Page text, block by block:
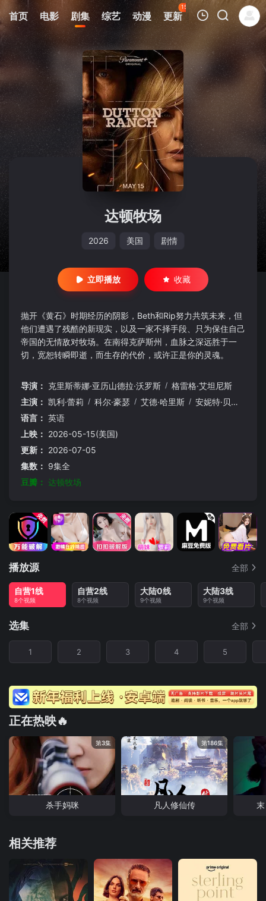
首页 电影 剧集 综艺 动漫 更新
150
热榜 APP
我的观影记录
暂无观看影片的记录
达顿牧场
2026 美国 剧情
立即播放 收藏
抛开《黄石》时期经历的阴影，Beth和Rip努力共筑未来，但
他们遭遇了残酷的新现实，以及一家不择手段、只为保住自己
帝国的无情敌对牧场。在南得克萨斯州，血脉之深远胜于一
切，宽恕转瞬即逝，而生存的代价，或许正是你的灵魂。
导演： 克里斯蒂娜·亚历山德拉·沃罗斯 / 格雷格·艾坦尼斯
主演： 凯利·蕾莉 / 科尔·豪瑟 / 艾德·哈里斯 / 安妮特·贝宁
语言： 英语
上映： 2026-05-15(美国)
更新： 2026-07-05
集数： 9集全
豆瓣： 达顿牧场
播放源 全部
自营1线
8个视频
自营2线
8个视频
大陆0线
9个视频
大陆3线
9个视频
选集 全部
1 2 3 4 5
正在热映🔥
第3集
杀手妈咪
第186集
凡人修仙传
相关推荐